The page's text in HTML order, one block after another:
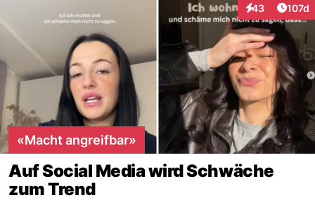
43
Interaktionen
107d
«Macht angreifbar»
Auf Social Media wird Schwäche
zum Trend